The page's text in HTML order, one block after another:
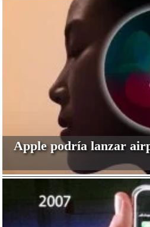
Apple podría lanzar